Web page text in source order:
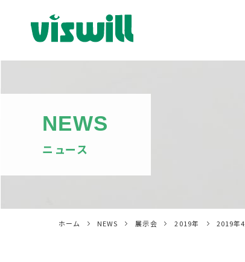
NEWS
ニュース
ホーム NEWS 展示会 2019年 2019年